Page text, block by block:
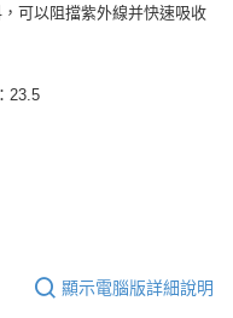
可以阻擋紫外線并快速吸收
23.5
顯示電腦版詳細說明